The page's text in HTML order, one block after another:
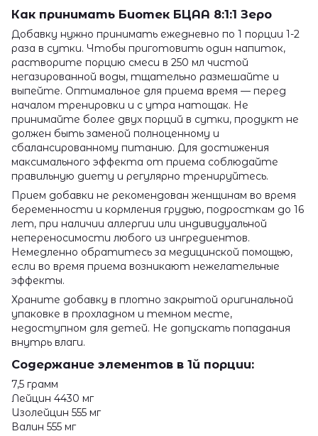
Как принимать Биотек БЦАА 8:1:1 Зеро
Добавку нужно принимать ежедневно по 1 порции 1-2
раза в сутки. Чтобы приготовить один напиток,
растворите порцию смеси в 250 мл чистой
негазированной воды, тщательно размешайте и
выпейте. Оптимальное для приема время — перед
началом тренировки и с утра натощак. Не
принимайте более двух порций в сутки, продукт не
должен быть заменой полноценному и
сбалансированному питанию. Для достижения
максимального эффекта от приема соблюдайте
правильную диету и регулярно тренируйтесь.
Прием добавки не рекомендован женщинам во время
беременности и кормления грудью, подросткам до 16
лет, при наличии аллергии или индивидуальной
непереносимости любого из ингредиентов.
Немедленно обратитесь за медицинской помощью,
если во время приема возникают нежелательные
эффекты.
Храните добавку в плотно закрытой оригинальной
упаковке в прохладном и темном месте,
недоступном для детей. Не допускать попадания
внутрь влаги.
Содержание элементов в 1й порции:
7,5 грамм
Лейцин 4430 мг
Изолейцин 555 мг
Валин 555 мг